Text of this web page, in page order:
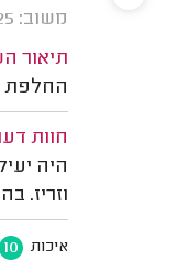
משוב: 11/03/2025
תיאור
החלפת
חוות
היה
וזריז.
איכות 10